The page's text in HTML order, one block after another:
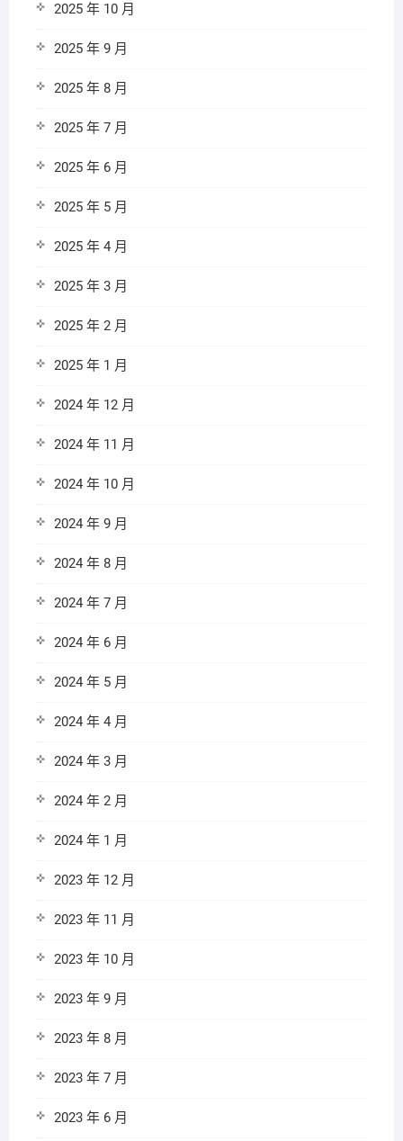
2025 年 10 月
2025 年 9 月
2025 年 8 月
2025 年 7 月
2025 年 6 月
2025 年 5 月
2025 年 4 月
2025 年 3 月
2025 年 2 月
2025 年 1 月
2024 年 12 月
2024 年 11 月
2024 年 10 月
2024 年 9 月
2024 年 8 月
2024 年 7 月
2024 年 6 月
2024 年 5 月
2024 年 4 月
2024 年 3 月
2024 年 2 月
2024 年 1 月
2023 年 12 月
2023 年 11 月
2023 年 10 月
2023 年 9 月
2023 年 8 月
2023 年 7 月
2023 年 6 月